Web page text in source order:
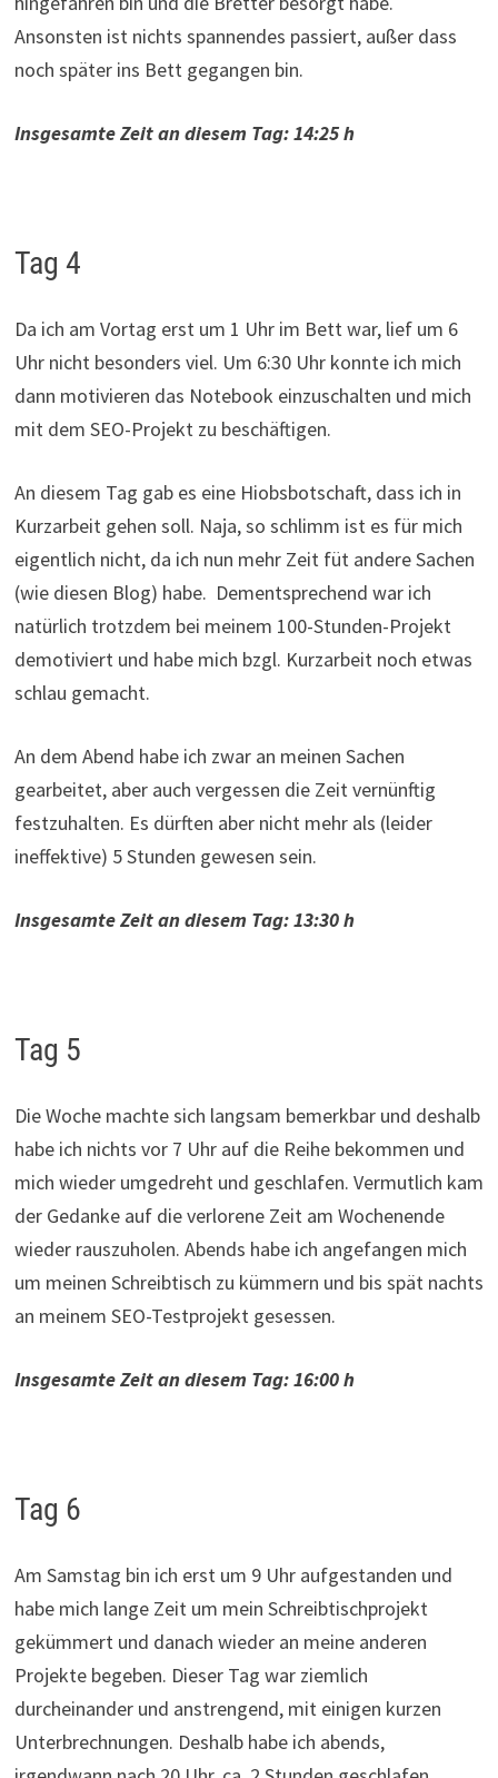
Ansonsten ist nichts spannendes passiert, außer dass
noch später ins Bett gegangen bin.
Insgesamte Zeit an diesem Tag: 14:25 h
Tag 4
Da ich am Vortag erst um 1 Uhr im Bett war, lief um 6
Uhr nicht besonders viel. Um 6:30 Uhr konnte ich mich
dann motivieren das Notebook einzuschalten und mich
mit dem SEO-Projekt zu beschäftigen.
An diesem Tag gab es eine Hiobsbotschaft, dass ich in
Kurzarbeit gehen soll. Naja, so schlimm ist es für mich
eigentlich nicht, da ich nun mehr Zeit füt andere Sachen
(wie diesen Blog) habe. Dementsprechend war ich
natürlich trotzdem bei meinem 100-Stunden-Projekt
demotiviert und habe mich bzgl. Kurzarbeit noch etwas
schlau gemacht.
An dem Abend habe ich zwar an meinen Sachen
gearbeitet, aber auch vergessen die Zeit vernünftig
festzuhalten. Es dürften aber nicht mehr als (leider
ineffektive) 5 Stunden gewesen sein.
Insgesamte Zeit an diesem Tag: 13:30 h
Tag 5
Die Woche machte sich langsam bemerkbar und deshalb
habe ich nichts vor 7 Uhr auf die Reihe bekommen und
mich wieder umgedreht und geschlafen. Vermutlich kam
der Gedanke auf die verlorene Zeit am Wochenende
wieder rauszuholen. Abends habe ich angefangen mich
um meinen Schreibtisch zu kümmern und bis spät nachts
an meinem SEO-Testprojekt gesessen.
Insgesamte Zeit an diesem Tag: 16:00 h
Tag 6
Am Samstag bin ich erst um 9 Uhr aufgestanden und
habe mich lange Zeit um mein Schreibtischprojekt
gekümmert und danach wieder an meine anderen
Projekte begeben. Dieser Tag war ziemlich
durcheinander und anstrengend, mit einigen kurzen
Unterbrechnungen. Deshalb habe ich abends,